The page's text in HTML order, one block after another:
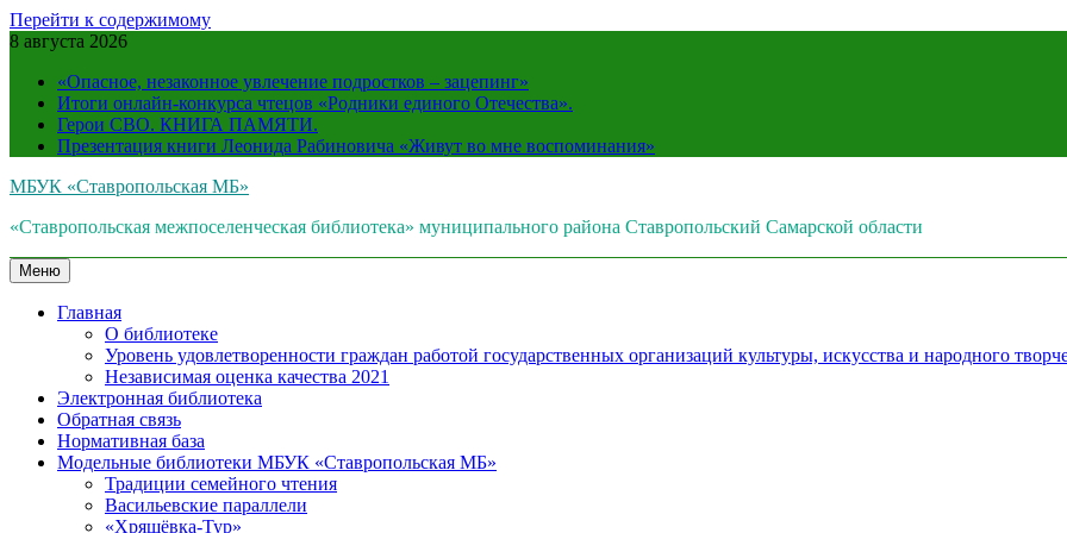
Перейти к содержимому
8 августа 2026
«Опасное, незаконное увлечение подростков – зацепинг»
Итоги онлайн-конкурса чтецов «Родники единого Отечества».
Герои СВО. КНИГА ПАМЯТИ.
Презентация книги Леонида Рабиновича «Живут во мне воспоминания»
МБУК «Ставропольская МБ»
«Ставропольская межпоселенческая библиотека» муниципального района Ставропольский Самарской области
Меню
Главная
О библиотеке
Уровень удовлетворенности граждан работой государственных организаций культуры, искусства и народного
Независимая оценка качества 2021
Электронная библиотека
Обратная связь
Нормативная база
Модельные библиотеки МБУК «Ставропольская МБ»
Традиции семейного чтения
Васильевские параллели
«Хрящёвка-Тур»